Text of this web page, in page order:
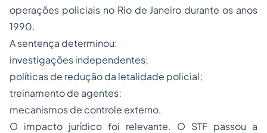
operações policiais no Rio de Janeiro durante os anos
1990.
A sentença determinou:
investigações independentes;
políticas de redução da letalidade policial;
treinamento de agentes;
mecanismos de controle externo.
O impacto jurídico foi relevante. O STF passou a